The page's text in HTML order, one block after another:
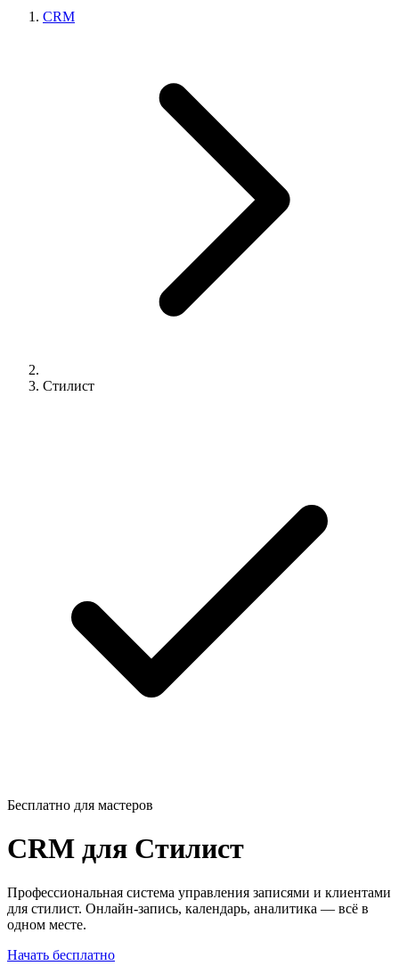
CRM
Стилист
Бесплатно для мастеров
CRM для Стилист
Профессиональная система управления записями и клиентами
для стилист. Онлайн-запись, календарь, аналитика — всё в
одном месте.
Начать бесплатно